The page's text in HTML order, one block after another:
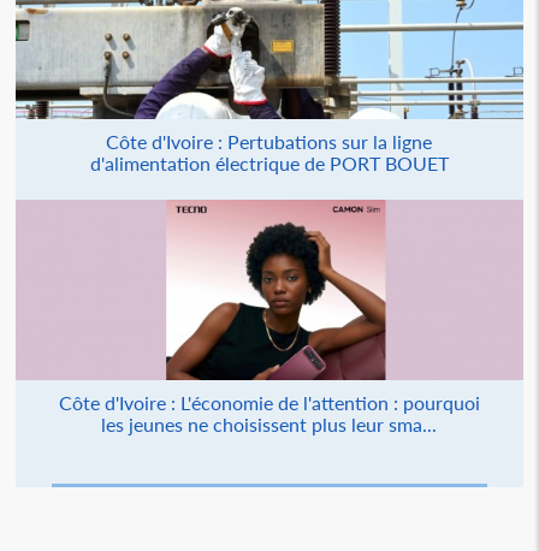
Côte d'Ivoire : Pertubations sur la ligne
d'alimentation électrique de PORT BOUET
Côte d'Ivoire : L'économie de l'attention : pourquoi
les jeunes ne choisissent plus leur sma...